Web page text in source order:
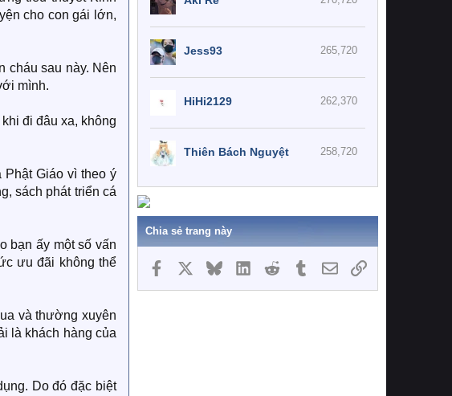
cho con gái lớn,
cháu sau này. Nên
mình.
đi đâu xa, không
Phật Giáo vì theo ý
sách phát triển cá
bạn ấy một số vấn
ưu đãi không thể
và thường xuyên
là khách hàng của
Do đó đặc biệt
265,720
Jess93
262,370
HiHi2129
258,720
Thiên Bách Nguyệt
Chia sẻ trang này
Facebook BlueskyLinkedInReddit TumblrEmailLink